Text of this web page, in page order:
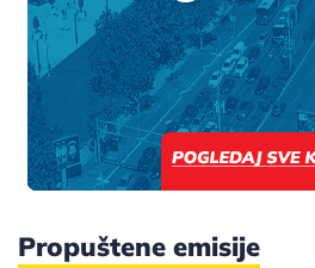
Propuštene emisije